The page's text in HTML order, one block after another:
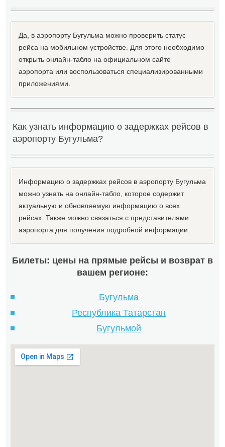
Да, в аэропорту Бугульма можно проверить статус
рейса на мобильном устройстве. Для этого необходимо
открыть онлайн-табло на официальном сайте
аэропорта или воспользоваться специализированными
приложениями.
Как узнать информацию о задержках рейсов в
аэропорту Бугульма?
Информацию о задержках рейсов в аэропорту Бугульма
можно узнать на онлайн-табло, которое содержит
актуальную и обновляемую информацию о всех
рейсах. Также можно связаться с представителями
аэропорта для получения подробной информации.
Билеты: цены на прямые рейсы и возврат в
вашем регионе:
Бугульма
Республика Татарстан
Бугульмой